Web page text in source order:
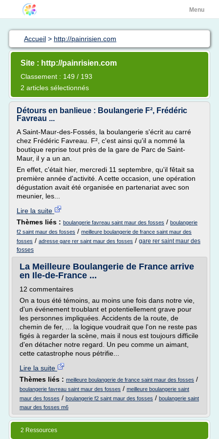
Menu
Accueil > http://painrisien.com
Site : http://painrisien.com
Classement : 149 / 193
2 articles sélectionnés
Détours en banlieue : Boulangerie F², Frédéric
Favreau ...
A Saint-Maur-des-Fossés, la boulangerie s'écrit au carré
chez Frédéric Favreau. F², c'est ainsi qu'il a nommé la
boutique reprise tout près de la gare de Parc de Saint-
Maur, il y a un an.
En effet, c'était hier, mercredi 11 septembre, qu'il fêtait sa
première année d'activité. A cette occasion, une opération
dégustation avait été organisée en partenariat avec son
meunier, les...
Lire la suite
Thèmes liés : boulangerie favreau saint maur des fosses / boulangerie
f2 saint maur des fosses / meilleure boulangerie de france saint maur des
fosses / adresse gare rer saint maur des fosses / gare rer saint maur des
fosses
La Meilleure Boulangerie de France arrive
en Ile-de-France ...
12 commentaires
On a tous été témoins, au moins une fois dans notre vie,
d'un événement troublant et potentiellement grave pour
les personnes impliquées. Accidents de la route, de
chemin de fer, ... la logique voudrait que l'on ne reste pas
figés à regarder la scène, mais il nous est toujours difficile
d'en détacher notre regard. Un peu comme un aimant,
cette catastrophe nous pétrifie...
Lire la suite
Thèmes liés : meilleure boulangerie de france saint maur des fosses /
boulangerie favreau saint maur des fosses / meilleure boulangerie saint
maur des fosses / boulangerie f2 saint maur des fosses / boulangerie saint
maur des fosses m6
2 Ressources